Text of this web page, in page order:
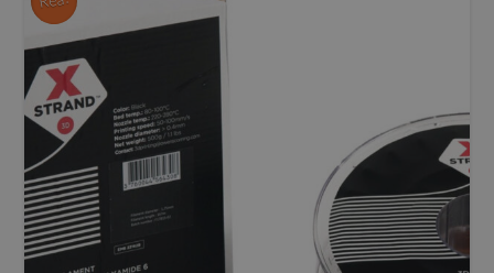
flera
varianter.
olika
alternativen
kan
väljas
på
produktsidan